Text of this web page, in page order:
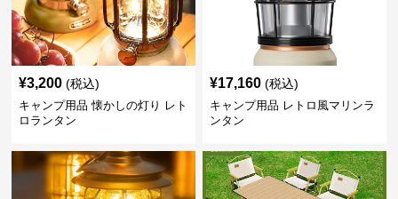
¥3,200 (税込)
キャンプ用品 懐かしの灯り レト
ロランタン
¥17,160 (税込)
キャンプ用品 レトロ風マリンラ
ンタン